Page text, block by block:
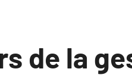
de la